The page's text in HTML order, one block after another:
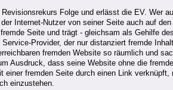
Revisionsrekurs Folge und erlässt die EV. Wer
Internet-Nutzer von seiner Seite auch auf
Seite und trägt - gleichsam als Gehilfe
Service-Provider, der nur distanziert fremde
fremden Website so räumlich und
Ausdruck, dass seine Website ohne die
einer fremden Seite durch einen Link
einzustehen.